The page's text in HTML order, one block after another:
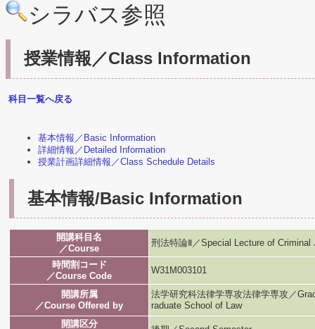
シラバス参照
授業情報／Class Information
科目一覧へ戻る
基本情報／Basic Information
詳細情報／Detailed Information
授業計画詳細情報／Class Schedule Details
基本情報/Basic Information
開講科目名
／Course
刑法特論Ⅱ／Special Lecture of Criminal
時間割コード
／Course Code
W31M003101
開講所属
／Course Offered by
法学研究科法律学専攻法律学専攻／
raduate School of Law
開講区分